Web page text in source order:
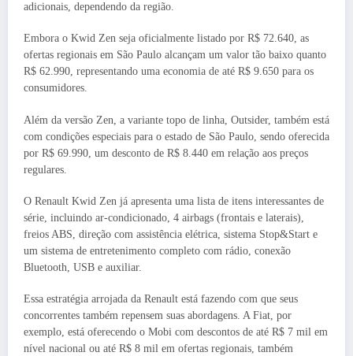
adicionais, dependendo da região.
Embora o Kwid Zen seja oficialmente listado por R$ 72.640, as
ofertas regionais em São Paulo alcançam um valor tão baixo quanto
R$ 62.990, representando uma economia de até R$ 9.650 para os
consumidores.
Além da versão Zen, a variante topo de linha, Outsider, também está
com condições especiais para o estado de São Paulo, sendo oferecida
por R$ 69.990, um desconto de R$ 8.440 em relação aos preços
regulares.
O Renault Kwid Zen já apresenta uma lista de itens interessantes de
série, incluindo ar-condicionado, 4 airbags (frontais e laterais),
freios ABS, direção com assistência elétrica, sistema Stop&Start e
um sistema de entretenimento completo com rádio, conexão
Bluetooth, USB e auxiliar.
Essa estratégia arrojada da Renault está fazendo com que seus
concorrentes também repensem suas abordagens. A Fiat, por
exemplo, está oferecendo o Mobi com descontos de até R$ 7 mil em
nível nacional ou até R$ 8 mil em ofertas regionais, também